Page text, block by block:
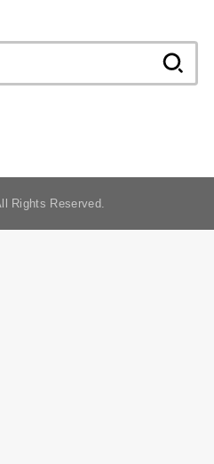
索:
Rights Reserved.